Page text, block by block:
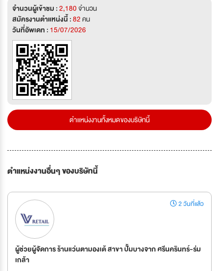
จำนวนผู้เข้าชม :2,180จำนวน
สมัครงานตำแหน่งนี้ :82คน
วันที่อัพเดท : 15/07/2026
ตำแหน่งงานทั้งหมดของบริษัทนี้
ตำแหน่งงานอื่นๆ ของบริษัทนี้
2 วันที่แล้ว
ผู้ช่วยผู้จัดการ ร้านแว่นตามองเด้ สาขา ปั้มบางจาก ศรีนครินทร์-ร่ม
เกล้า